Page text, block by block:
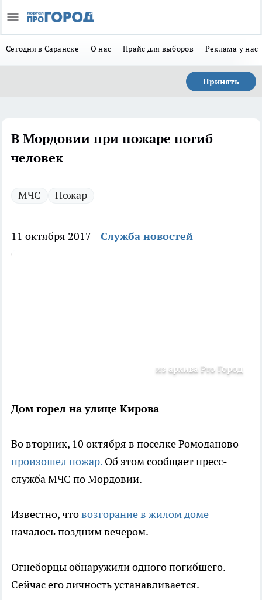
Сегодня в Саранске О нас Прайс для выборов Реклама у нас
Принять
В Мордовии при пожаре погиб
человек
МЧС Пожар
11 октября 2017 Служба новостей
из архива Pro Город
Дом горел на улице Кирова
Во вторник, 10 октября в поселке Ромоданово
произошел пожар. Об этом сообщает пресс-
служба МЧС по Мордовии.
Известно, чтовозгорание в жилом доме
началось поздним вечером.
Огнеборцы обнаружили одного погибшего.
Сейчас его личность устанавливается.